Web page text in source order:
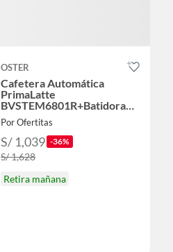
OSTER
Cafetera Automática
PrimaLatte
BVSTEM6801R+Batidora
de Mano
Por Ofertitas
S/ 1,039 -36%
S/ 1,628
Retira mañana